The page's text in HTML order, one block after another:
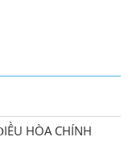
HÒA CHÍNH